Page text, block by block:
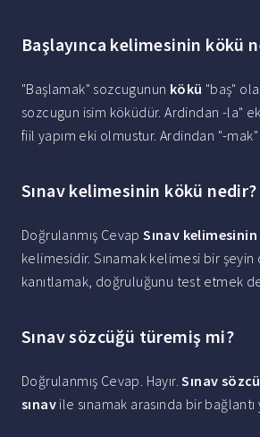
Başlayınca kelimesinin kökü
"Başlamak" sozcugunun kökü "baş"
sozcugun isim köküdür. Ardindan -la"
fiil yapım eki olmustur. Ardindan "-
Sınav kelimesinin kökü nedir?
Doğrulanmış CevapSınav
kelimesidir. Sınamak kelimesi bir
kanıtlamak, doğruluğunu test etmek
Sınav sözcüğü türemiş mi?
Doğrulanmış Cevap. Hayır.Sınav
sınav ile sınamak arasında bir bağlantı